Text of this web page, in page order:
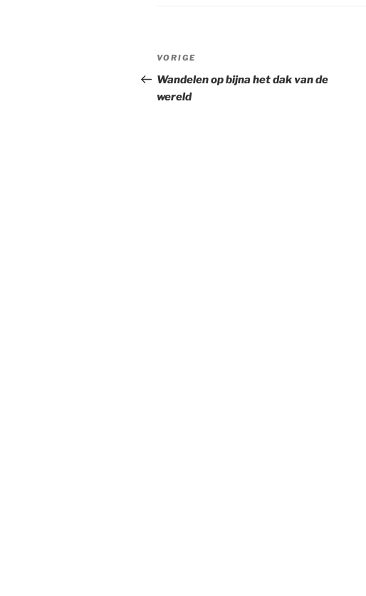
Bericht
navigatie
Vorig
bericht
VORIGE
Wandelen op bijna het dak van de
wereld